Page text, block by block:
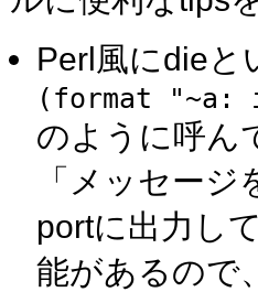
Perl風にdieと
(format "~a:
のように呼ん
「メッセー
portに出力し
能があるので